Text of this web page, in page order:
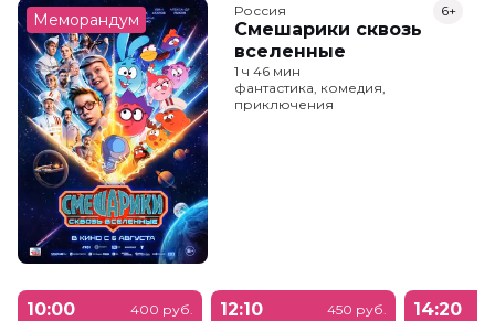
Меморандум Россия
Смешарики сквозь
вселенные
6+
1 ч 46 мин
фантастика, комедия,
приключения
10:00
400 руб.
12:10
450 руб.
14:20